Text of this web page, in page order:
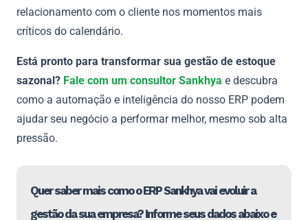
relacionamento com o cliente nos momentos mais
críticos do calendário.
Está pronto para transformar sua gestão de estoque
sazonal? Fale com um consultor Sankhya e descubra
como a automação e inteligência do nosso ERP podem
ajudar seu negócio a performar melhor, mesmo sob alta
pressão.
Quer saber mais como o ERP Sankhya vai evoluir a
gestão da sua empresa? Informe seus dados abaixo e